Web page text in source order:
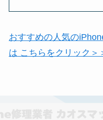
おすすめの人気の
は こちらをクリック＞